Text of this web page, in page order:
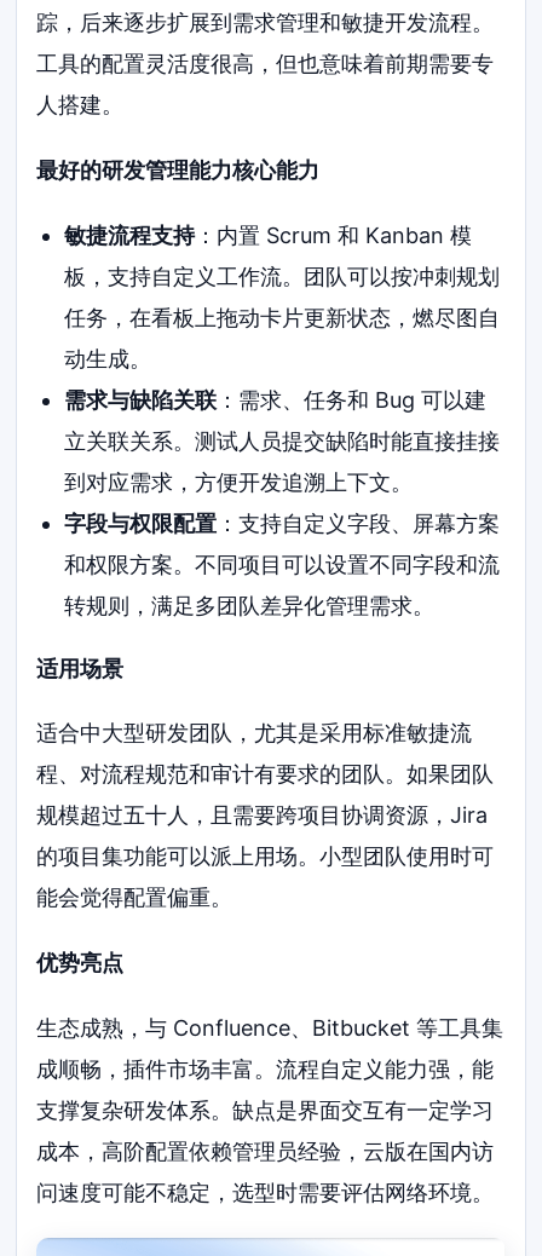
踪，后来逐步扩展到需求管理和敏捷开发流程。
工具的配置灵活度很高，但也意味着前期需要专
人搭建。
最好的研发管理能力核心能力
敏捷流程支持：内置 Scrum 和 Kanban 模
板，支持自定义工作流。团队可以按冲刺规划
任务，在看板上拖动卡片更新状态，燃尽图自
动生成。
需求与缺陷关联：需求、任务和 Bug 可以建
立关联关系。测试人员提交缺陷时能直接挂接
到对应需求，方便开发追溯上下文。
字段与权限配置：支持自定义字段、屏幕方案
和权限方案。不同项目可以设置不同字段和流
转规则，满足多团队差异化管理需求。
适用场景
适合中大型研发团队，尤其是采用标准敏捷流
程、对流程规范和审计有要求的团队。如果团队
规模超过五十人，且需要跨项目协调资源，Jira
的项目集功能可以派上用场。小型团队使用时可
能会觉得配置偏重。
优势亮点
生态成熟，与 Confluence、Bitbucket 等工具集
成顺畅，插件市场丰富。流程自定义能力强，能
支撑复杂研发体系。缺点是界面交互有一定学习
成本，高阶配置依赖管理员经验，云版在国内访
问速度可能不稳定，选型时需要评估网络环境。